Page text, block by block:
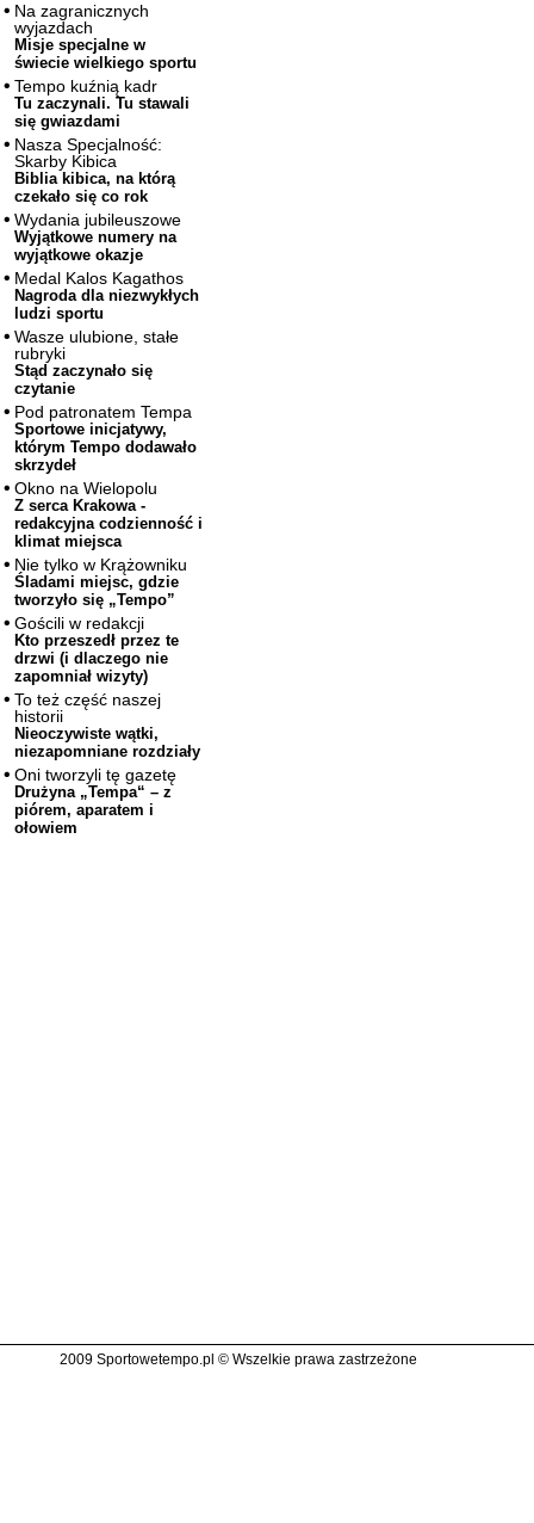
Na zagranicznych
wyjazdach
Misje specjalne w
świecie wielkiego sportu
Tempo kuźnią kadr
Tu zaczynali. Tu stawali
się gwiazdami
Nasza Specjalność:
Skarby Kibica
Biblia kibica, na którą
czekało się co rok
Wydania jubileuszowe
Wyjątkowe numery na
wyjątkowe okazje
Medal Kalos Kagathos
Nagroda dla niezwykłych
ludzi sportu
Wasze ulubione, stałe
rubryki
Stąd zaczynało się
czytanie
Pod patronatem Tempa
Sportowe inicjatywy,
którym Tempo dodawało
skrzydeł
Okno na Wielopolu
Z serca Krakowa -
redakcyjna codzienność i
klimat miejsca
Nie tylko w Krążowniku
Śladami miejsc, gdzie
tworzyło się „Tempo”
Gościli w redakcji
Kto przeszedł przez te
drzwi (i dlaczego nie
zapomniał wizyty)
To też część naszej
historii
Nieoczywiste wątki,
niezapomniane rozdziały
Oni tworzyli tę gazetę
Drużyna „Tempa“ – z
piórem, aparatem i
ołowiem
2009 Sportowetempo.pl © Wszelkie prawa zastrzeżone